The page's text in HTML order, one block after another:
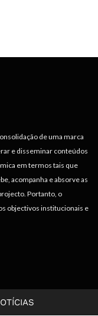
de uma marca
e disseminar conteúdos
em termos tais que
acompanha e absorve as
Portanto, o
objectivos institucionais e
De